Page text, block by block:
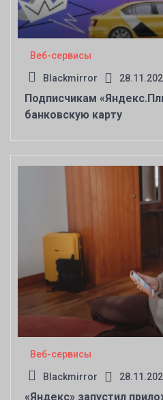
Веб-сервисы
Blackmirror
Подписчикам
банковскую карту
Веб-сервисы
Blackmirror
«Яндекс» запустил